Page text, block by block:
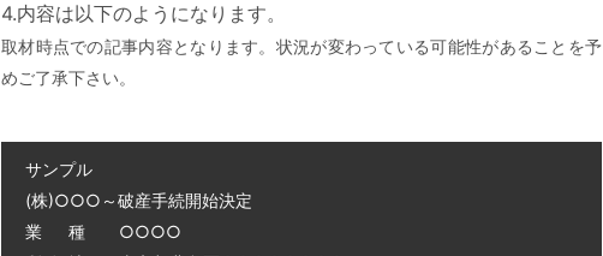
4.内容は以下のようになります。
取材時点での記事内容となります。状況が変わっている可能性があることを予
めご了承下さい。
サンプル
(株)○○○～破産手続開始決定
業 種 ○○○○